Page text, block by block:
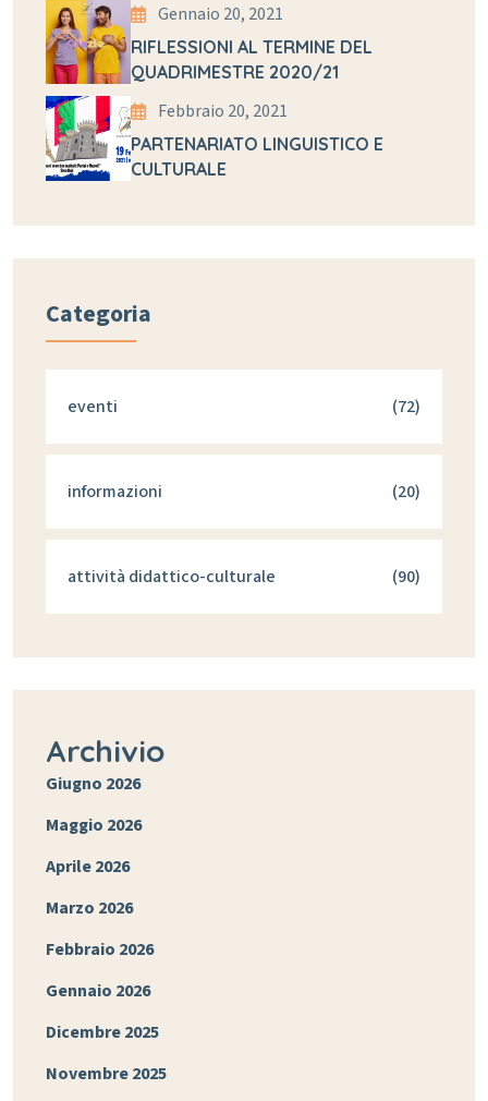
Gennaio 20, 2021
RIFLESSIONI AL TERMINE DEL
QUADRIMESTRE 2020/21
Febbraio 20, 2021
PARTENARIATO LINGUISTICO E
CULTURALE
Categoria
eventi (72)
informazioni (20)
attività didattico-culturale (90)
Archivio
Giugno 2026
Maggio 2026
Aprile 2026
Marzo 2026
Febbraio 2026
Gennaio 2026
Dicembre 2025
Novembre 2025